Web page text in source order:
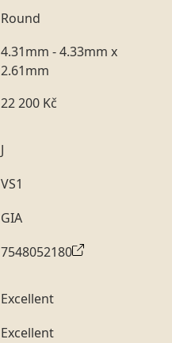
Round
4.31mm - 4.33mm x
2.61mm
22 200 Kč
J
VS1
GIA
7548052180
Excellent
Excellent